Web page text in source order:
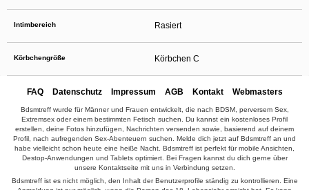
Intimbereich Rasiert
Körbchengröße Körbchen C
FAQ Datenschutz Impressum AGB Kontakt Webmasters
Bdsmtreff wurde für Männer und Frauen entwickelt, die nach BDSM, perversem Sex,
Extremsex oder einem bestimmten Fetisch suchen. Du kannst ein kostenloses Profil
erstellen, deine Fotos hinzufügen, Nachrichten versenden sowie, basierend auf deinem
Profil, nach aufregenden Sex-Abenteuern suchen. Melde dich jetzt auf Bdsmtreff an und
habe vielleicht schon heute eine heiße Nacht. Bdsmtreff ist perfekt für mobile Ansichten,
Destop-Anwendungen und Tablets optimiert. Bei Fragen kannst du dich gerne über
unsere Kontaktseite mit uns in Verbindung setzen.
Bdsmtreff ist es nicht möglich, den Inhalt der Benutzerprofile ständig zu kontrollieren. Eine